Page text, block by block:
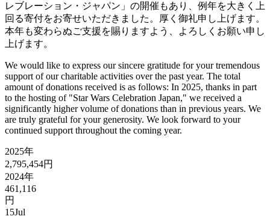
レブレーション・ジャパン」の開催もあり、例年を大きく上
回る寄付をお寄せいただきました。厚く御礼申し上げます。
本年も変わらぬご支援を賜りますよう、よろしくお願い申し
上げます。
We would like to express our sincere gratitude for your tremendous
support of our charitable activities over the past year. The total
amount of donations received is as follows: In 2025, thanks in part
to the hosting of "Star Wars Celebration Japan," we received a
significantly higher volume of donations than in previous years. We
are truly grateful for your generosity. We look forward to your
continued support throughout the coming year.
2025年
2,795,454円
2024年
461,116
円
15Jul